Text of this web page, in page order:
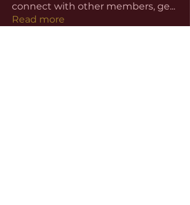
connect with other members, ge...
Read more